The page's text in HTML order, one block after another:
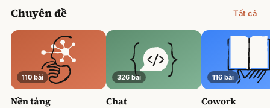
Chuyên đề Tất cả
110 bài
Nền tảng
326 bài
Chat
116 bài
Cowork